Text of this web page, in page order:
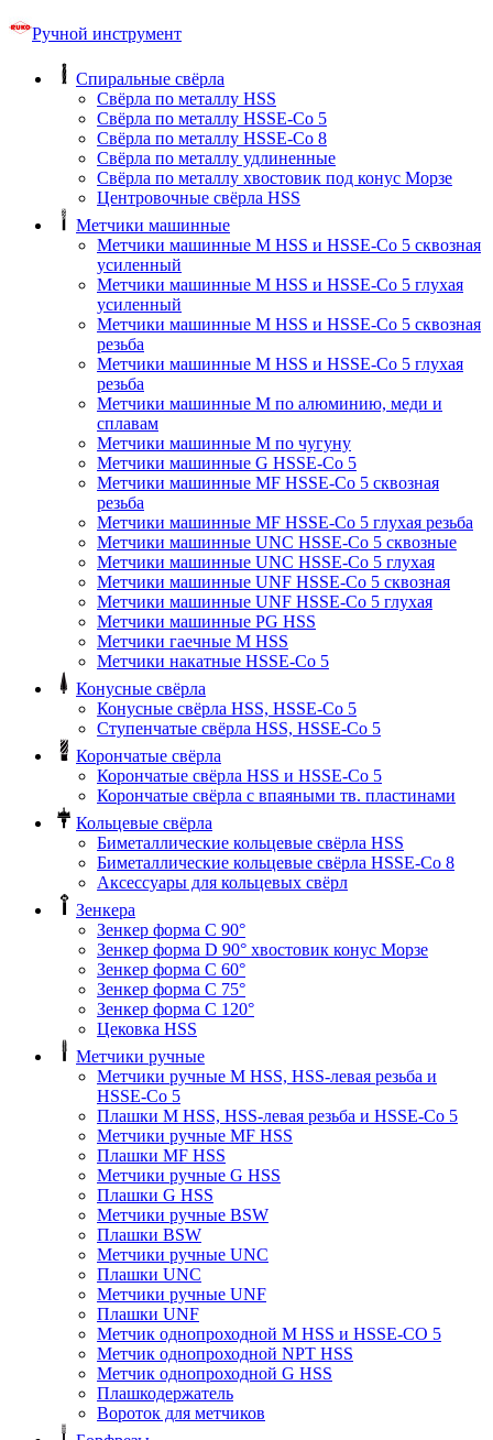
Ручной инструмент
Спиральные свёрла
Свёрла по металлу HSS
Свёрла по металлу HSSE-Co 5
Свёрла по металлу HSSE-Co 8
Свёрла по металлу удлиненные
Свёрла по металлу хвостовик под конус Морзе
Центровочные свёрла HSS
Метчики машинные
Метчики машинные M HSS и HSSE-Co 5 сквозная
усиленный
Метчики машинные M HSS и HSSE-Co 5 глухая
усиленный
Метчики машинные M HSS и HSSE-Co 5 сквозная
резьба
Метчики машинные M HSS и HSSE-Co 5 глухая
резьба
Метчики машинные M по алюминию, меди и
сплавам
Метчики машинные M по чугуну
Метчики машинные G HSSE-Co 5
Метчики машинные MF HSSE-Co 5 сквозная
резьба
Метчики машинные MF HSSE-Co 5 глухая резьба
Метчики машинные UNC HSSE-Co 5 сквозные
Метчики машинные UNC HSSE-Co 5 глухая
Метчики машинные UNF HSSE-Co 5 сквозная
Метчики машинные UNF HSSE-Co 5 глухая
Метчики машинные PG HSS
Метчики гаечные M HSS
Метчики накатные HSSE-Co 5
Конусные свёрла
Конусные свёрла HSS, HSSE-Co 5
Ступенчатые свёрла HSS, HSSE-Co 5
Корончатые свёрла
Корончатые свёрла HSS и HSSE-Co 5
Корончатые свёрла с впаяными тв. пластинами
Кольцевые свёрла
Биметаллические кольцевые свёрла HSS
Биметаллические кольцевые свёрла HSSE-Co 8
Аксессуары для кольцевых свёрл
Зенкера
Зенкер форма С 90°
Зенкер форма D 90° хвостовик конус Морзе
Зенкер форма С 60°
Зенкер форма С 75°
Зенкер форма С 120°
Цековка HSS
Метчики ручные
Метчики ручные M HSS, HSS-левая резьба и
HSSE-Co 5
Плашки M HSS, HSS-левая резьба и HSSE-Co 5
Метчики ручные MF HSS
Плашки MF HSS
Метчики ручные G HSS
Плашки G HSS
Метчики ручные BSW
Плашки BSW
Метчики ручные UNC
Плашки UNC
Метчики ручные UNF
Плашки UNF
Метчик однопроходной M HSS и HSSE-CO 5
Метчик однопроходной NPT HSS
Метчик однопроходной G HSS
Плашкодержатель
Вороток для метчиков